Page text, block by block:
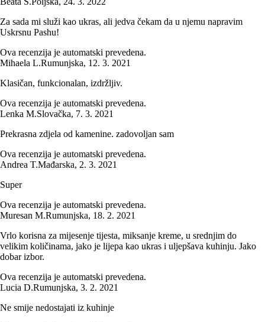
Za sada mi služi kao ukras, ali jedva čekam da u njemu napravim
Uskrsnu Pashu!
Ova recenzija je automatski prevedena.
Mihaela L.Rumunjska, 12. 3. 2021
Klasičan, funkcionalan, izdržljiv.
Ova recenzija je automatski prevedena.
Lenka M.Slovačka, 7. 3. 2021
Prekrasna zdjela od kamenine. zadovoljan sam
Ova recenzija je automatski prevedena.
Andrea T.Mađarska, 2. 3. 2021
Super
Ova recenzija je automatski prevedena.
Muresan M.Rumunjska, 18. 2. 2021
Vrlo korisna za mijesenje tijesta, miksanje kreme, u srednjim do
velikim količinama, jako je lijepa kao ukras i uljepšava kuhinju. Jako
dobar izbor.
Ova recenzija je automatski prevedena.
Lucia D.Rumunjska, 3. 2. 2021
Ne smije nedostajati iz kuhinje